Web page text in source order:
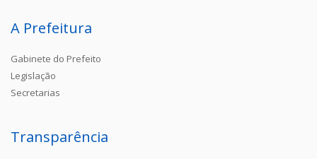
A Prefeitura
Gabinete do Prefeito
Legislação
Secretarias
Transparência